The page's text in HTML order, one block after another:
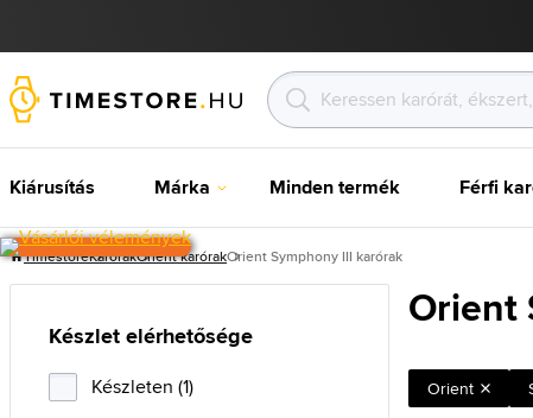
Kiárusítás Márka Minden termék Férfi
TimestoreKarórakOrient karórakOrient Symphony III karórak
Orient
Orient
Készlet elérhetősége
Készleten (1)